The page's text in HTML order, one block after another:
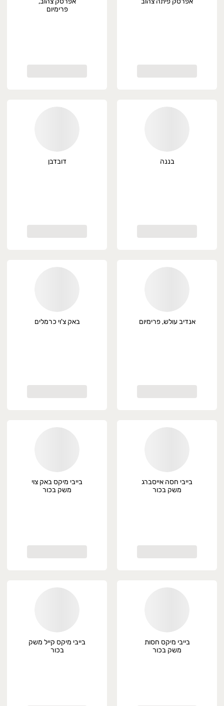
פרימיום
בננה דובדבן
אנדיב עולש, פרימיום באק צ'וי כרמלים
בייבי חסה אייסברג
משק בכור
בייבי מיקס באק צוי
משק בכור
בייבי מיקס חסות
משק בכור
בייבי מיקס קייל משק
בכור